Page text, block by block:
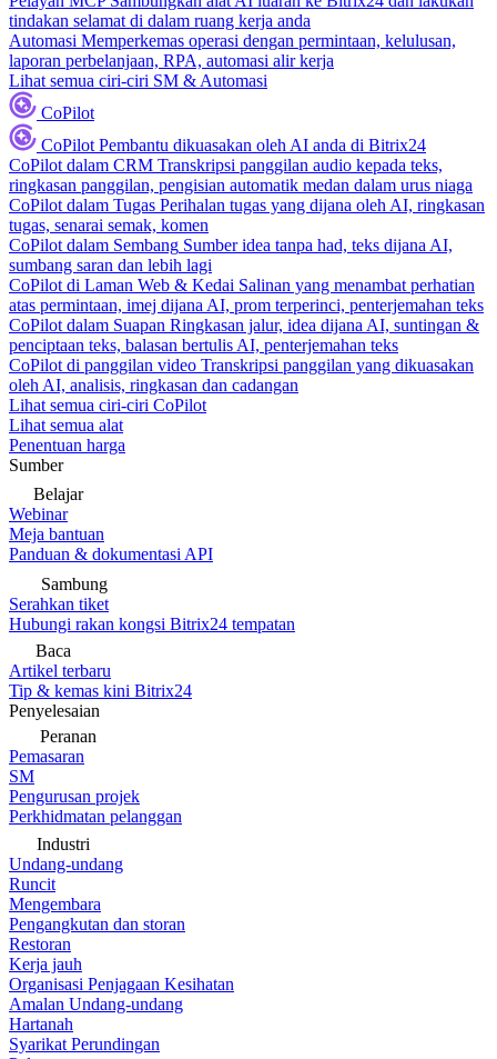
tindakan selamat di dalam ruang kerja anda
Automasi Memperkemas operasi dengan permintaan, kelulusan,
laporan perbelanjaan, RPA, automasi alir kerja
Lihat semua ciri-ciri SM & Automasi
CoPilot
CoPilot Pembantu dikuasakan oleh AI anda di Bitrix24
CoPilot dalam CRM Transkripsi panggilan audio kepada teks,
ringkasan panggilan, pengisian automatik medan dalam urus niaga
CoPilot dalam Tugas Perihalan tugas yang dijana oleh AI, ringkasan
tugas, senarai semak, komen
CoPilot dalam Sembang Sumber idea tanpa had, teks dijana AI,
sumbang saran dan lebih lagi
CoPilot di Laman Web & Kedai Salinan yang menambat perhatian
atas permintaan, imej dijana AI, prom terperinci, penterjemahan teks
CoPilot dalam Suapan Ringkasan jalur, idea dijana AI, suntingan &
penciptaan teks, balasan bertulis AI, penterjemahan teks
CoPilot di panggilan video Transkripsi panggilan yang dikuasakan
oleh AI, analisis, ringkasan dan cadangan
Lihat semua ciri-ciri CoPilot
Lihat semua alat
Penentuan harga
Sumber
Belajar
Webinar
Meja bantuan
Panduan & dokumentasi API
Sambung
Serahkan tiket
Hubungi rakan kongsi Bitrix24 tempatan
Baca
Artikel terbaru
Tip & kemas kini Bitrix24
Penyelesaian
Peranan
Pemasaran
SM
Pengurusan projek
Perkhidmatan pelanggan
Industri
Undang-undang
Runcit
Mengembara
Pengangkutan dan storan
Restoran
Kerja jauh
Organisasi Penjagaan Kesihatan
Amalan Undang-undang
Hartanah
Syarikat Perundingan